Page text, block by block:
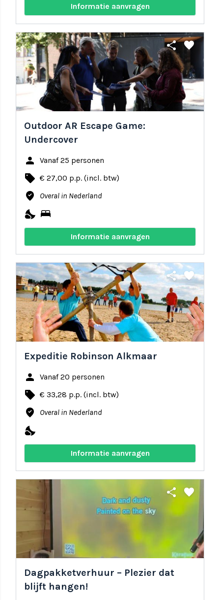
Informatie aanvragen
share favorite
Outdoor AR Escape Game:
Undercover
person Vanaf 25 personen
local_offer € 27,00 p.p. (incl. btw)
where_to_vote Overal in Nederland
nights_stay bed
Informatie aanvragen
share favorite
Expeditie Robinson Alkmaar
person Vanaf 20 personen
local_offer € 33,28 p.p. (incl. btw)
where_to_vote Overal in Nederland
nights_stay
Informatie aanvragen
share favorite
Dagpakketverhuur – Plezier dat
blijft hangen!